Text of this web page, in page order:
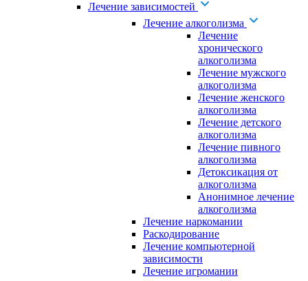
Лечение зависимостей
Лечение алкоголизма
Лечение
хронического
алкоголизма
Лечение мужского
алкоголизма
Лечение женского
алкоголизма
Лечение детского
алкоголизма
Лечение пивного
алкоголизма
Детоксикация от
алкоголизма
Анонимное лечение
алкоголизма
Лечение наркомании
Раскодирование
Лечение компьютерной
зависимости
Лечение игромании